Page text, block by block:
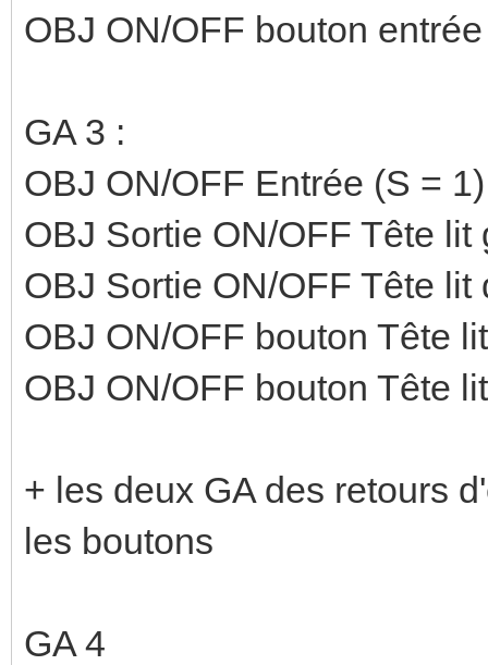
OBJ ON/OFF bouton
GA 3 :
OBJ ON/OFF Entrée (S = 1)
OBJ Sortie ON/OFF Tête lit
OBJ Sortie ON/OFF Tête lit
OBJ ON/OFF bouton Tête
OBJ ON/OFF bouton Tête
+ les deux GA des retours
les boutons
GA 4